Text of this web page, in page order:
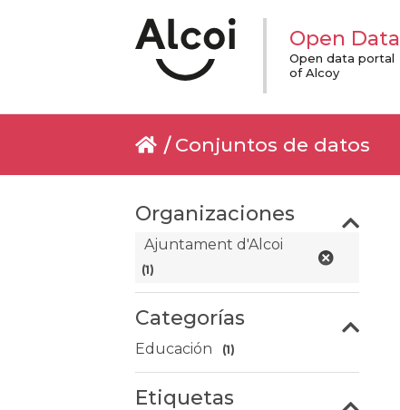
Open Data
Open data portal
of Alcoy
Conjuntos de datos
Organizaciones
Ajuntament d'Alcoi
(1)
Categorías
Educación (1)
Etiquetas